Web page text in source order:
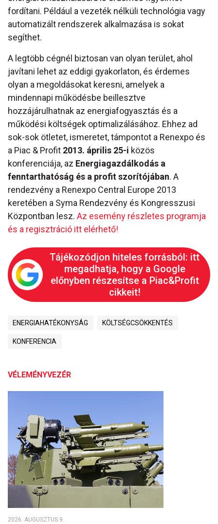
fordítani. Például a vezeték nélküli technológia vagy
automatizált rendszerek alkalmazása is sokat
segíthet.
A legtöbb cégnél biztosan van olyan terület, ahol
javítani lehet az eddigi gyakorlaton, és érdemes
olyan a megoldásokat keresni, amelyek a
mindennapi működésbe beillesztve
hozzájárulhatnak az energiafogyasztás és a
működési költségek optimalizálásához. Ehhez ad
sok-sok ötletet, ismeretet, támpontot a Renexpo és
a Piac & Profit 2013. április 25-i közös
konferenciája, az Energiagazdálkodás a
fenntarthatóság és a profit szorítójában. A
rendezvény a Renexpo Central Europe 2013
keretében a Syma Rendezvény és Kongresszusi
Központban lesz. Az esemény részletes programja
és a regisztráció itt elérhető!
Tájékozódjon hiteles forrásból: itt
megadhatja, hogy a Google
előnyben részesítse a Piac&Profit
cikkeit!
ENERGIAHATÉKONYSÁG KÖLTSÉGCSÖKKENTÉS
KONFERENCIA
VÉLEMÉNYVEZÉR
2026. AUGUSZTUS 9.